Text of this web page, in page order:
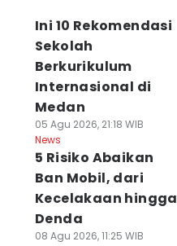
Ini 10 Rekomendasi
Sekolah
Berkurikulum
Internasional di
Medan
05 Agu 2026, 21:18 WIB
News
5 Risiko Abaikan
Ban Mobil, dari
Kecelakaan hingga
Denda
08 Agu 2026, 11:25 WIB